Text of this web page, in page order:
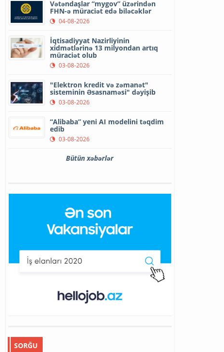
Vətəndaşlar “mygov” üzərindən
FHN-ə müraciət edə biləcəklər
04-08-2026
İqtisadiyyat Nazirliyinin
xidmətlərinə 13 milyondan artıq
müraciət olub
03-08-2026
"Elektron kredit və zəmanət"
sisteminin Əsasnaməsi" dəyişib
03-08-2026
“Alibaba” yeni AI modelini təqdim
edib
03-08-2026
Bütün xəbərlər
SORĞU